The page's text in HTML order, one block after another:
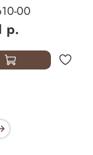
00
р.